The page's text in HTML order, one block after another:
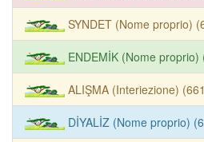
SYNDET (Nome proprio)
ENDEMİK (Nome proprio)
ALIŞMA (Interiezione)
DİYALİZ (Nome proprio)